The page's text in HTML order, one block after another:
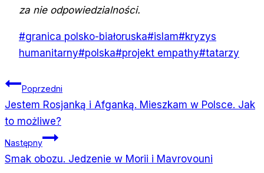
za nie odpowiedzialności.
Tagi
wpisu:
#granica polsko-białoruska#islam#kryzys
humanitarny#polska#projekt empathy#tatarzy
Nawigacja
wpisu
Poprzedni
Jestem Rosjanką i Afganką. Mieszkam w Polsce. Jak
to możliwe?
Następny
Smak obozu. Jedzenie w Morii i Mavrovouni